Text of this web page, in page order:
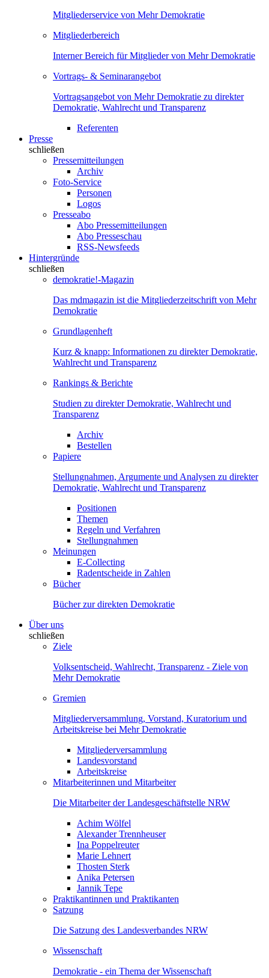
Mitgliederservice von Mehr Demokratie
Mitgliederbereich
Interner Bereich für Mitglieder von Mehr Demokratie
Vortrags- & Seminarangebot
Vortragsangebot von Mehr Demokratie zu direkter
Demokratie, Wahlrecht und Transparenz
Referenten
Presse
schließen
Pressemitteilungen
Archiv
Foto-Service
Personen
Logos
Presseabo
Abo Pressemitteilungen
Abo Presseschau
RSS-Newsfeeds
Hintergründe
schließen
demokratie!-Magazin
Das mdmagazin ist die Mitgliederzeitschrift von Mehr
Demokratie
Grundlagenheft
Kurz & knapp: Informationen zu direkter Demokratie,
Wahlrecht und Transparenz
Rankings & Berichte
Studien zu direkter Demokratie, Wahlrecht und
Transparenz
Archiv
Bestellen
Papiere
Stellungnahmen, Argumente und Analysen zu direkter
Demokratie, Wahlrecht und Transparenz
Positionen
Themen
Regeln und Verfahren
Stellungnahmen
Meinungen
E-Collecting
Radentscheide in Zahlen
Bücher
Bücher zur direkten Demokratie
Über uns
schließen
Ziele
Volksentscheid, Wahlrecht, Transparenz - Ziele von
Mehr Demokratie
Gremien
Mitgliederversammlung, Vorstand, Kuratorium und
Arbeitskreise bei Mehr Demokratie
Mitgliederversammlung
Landesvorstand
Arbeitskreise
Mitarbeiterinnen und Mitarbeiter
Die Mitarbeiter der Landesgeschäftstelle NRW
Achim Wölfel
Alexander Trennheuser
Ina Poppelreuter
Marie Lehnert
Thosten Sterk
Anika Petersen
Jannik Tepe
Praktikantinnen und Praktikanten
Satzung
Die Satzung des Landesverbandes NRW
Wissenschaft
Demokratie - ein Thema der Wissenschaft